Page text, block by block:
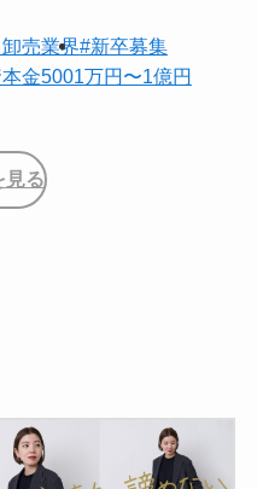
売業界#新卒募集
金5001万円〜1億円
見る